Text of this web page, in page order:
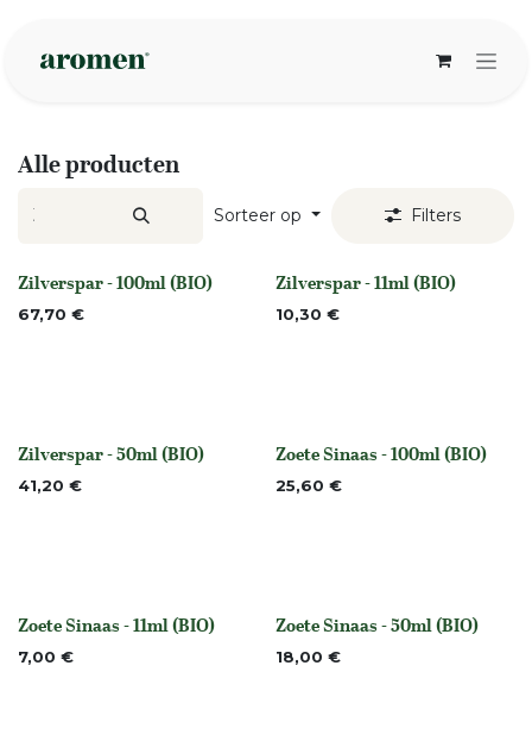
Alle producten
Sorteer op Filters
None
Zilverspar - 100ml (BIO)
67,70 € None
Zilverspar - 11ml (BIO)
10,30 €
None
Zilverspar - 50ml (BIO)
41,20 € None
Zoete Sinaas - 100ml (BIO)
25,60 €
None
Zoete Sinaas - 11ml (BIO)
7,00 € None
Zoete Sinaas - 50ml (BIO)
18,00 €